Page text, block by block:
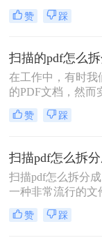
容性和内容稳定性
而，有时我们需要
分割成更小的单元
享或编辑。那么
呢？本文将为您介
拆分方法，帮助您
务。
赞 踩
在工作中，有时我
的PDF文档，然而
档的内容是分模块
就可以使用PDF拆
文档，方便工作中
重要内容的查找。
扫描的pdf怎么拆
者的工作带来方便
赞 踩
扫描pdf怎么拆分
一种非常流行的文
我们需要将一个大
多个小的文件，以
赞 踩